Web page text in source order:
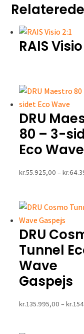
RAIS Visio
DRU
80 – 3-
Eco Wave
kr.55.925,00 – kr.
DRU
Tunnel
Wave
Gaspejs
kr.135.995,00 – kr.